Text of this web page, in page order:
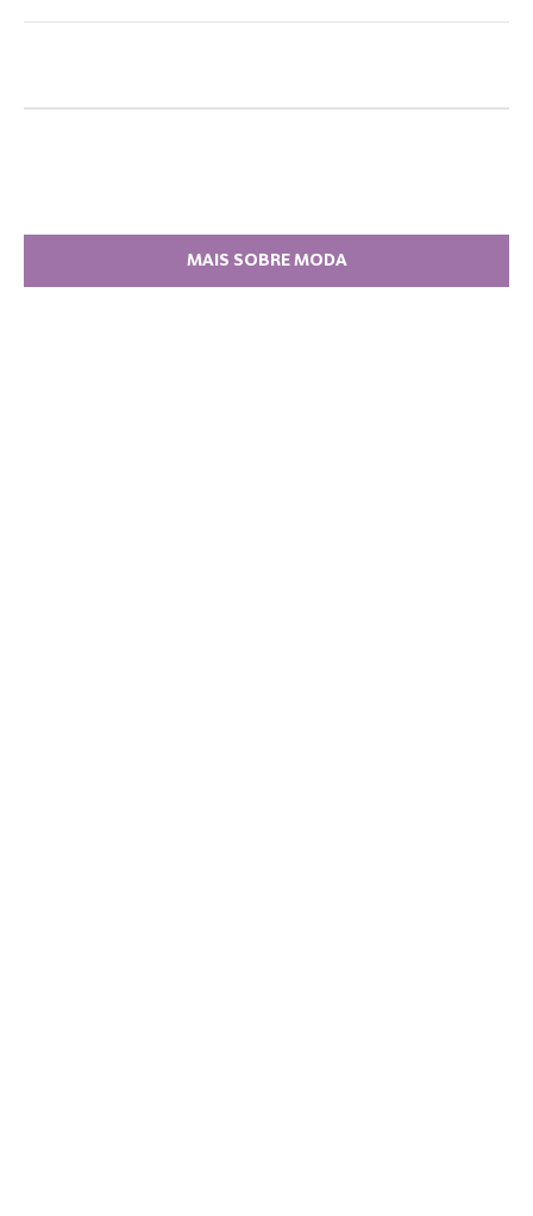
MAIS SOBRE MODA